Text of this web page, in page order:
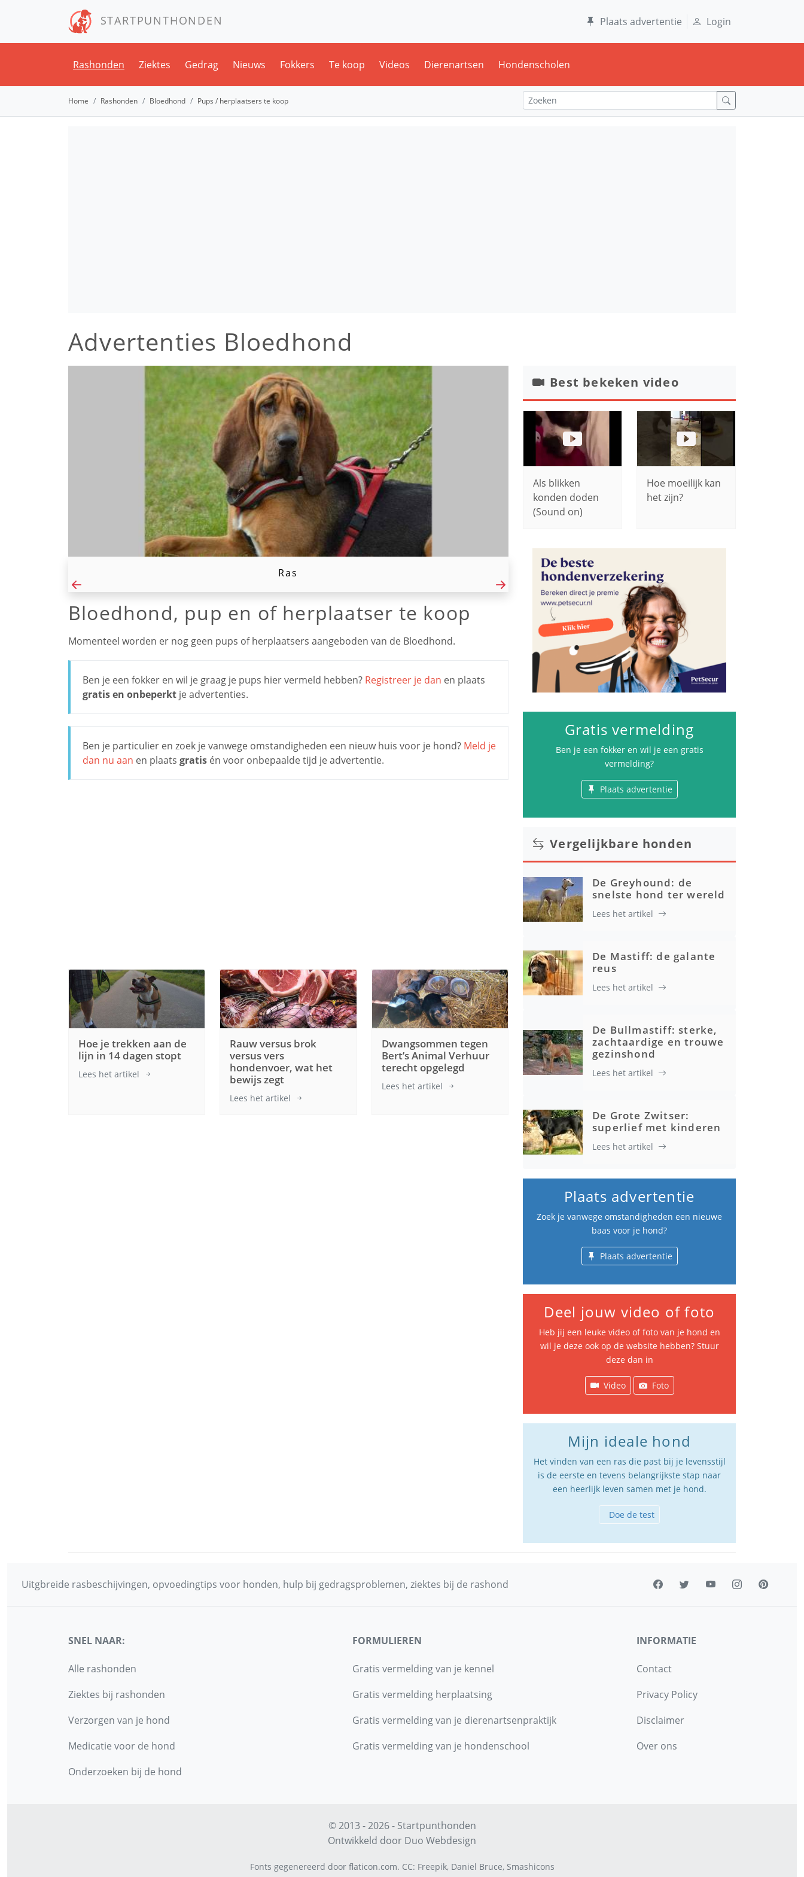
STARTPUNTHONDEN Plaats advertentie Login
Rashonden Ziektes Gedrag Nieuws Fokkers Te koop Videos Dierenartsen Hondenscholen
Home Rashonden Bloedhond Pups / herplaatsers te koop
Advertenties Bloedhond
Ras
Bloedhond, pup en of herplaatser te koop
Momenteel worden er nog geen pups of herplaatsers aangeboden van de Bloedhond.
Ben je een fokker en wil je graag je pups hier vermeld hebben? Registreer je dan en plaats
gratis en onbeperkt je advertenties.
Ben je particulier en zoek je vanwege omstandigheden een nieuw huis voor je hond? Meld je
dan nu aan en plaats gratis én voor onbepaalde tijd je advertentie.
Hoe je trekken aan de
lijn in 14 dagen stopt
Lees het artikel
Rauw versus brok
versus vers
hondenvoer, wat het
bewijs zegt
Lees het artikel
Dwangsommen tegen
Bert’s Animal Verhuur
terecht opgelegd
Lees het artikel
Best bekeken video
Als blikken
konden doden
(Sound on)
Hoe moeilijk kan
het zijn?
Gratis vermelding
Ben je een fokker en wil je een gratis
vermelding?
Plaats advertentie
Vergelijkbare honden
De Greyhound: de
snelste hond ter wereld
Lees het artikel
De Mastiff: de galante
reus
Lees het artikel
De Bullmastiff: sterke,
zachtaardige en trouwe
gezinshond
Lees het artikel
De Grote Zwitser:
superlief met kinderen
Lees het artikel
Plaats advertentie
Zoek je vanwege omstandigheden een nieuwe
baas voor je hond?
Plaats advertentie
Deel jouw video of foto
Heb jij een leuke video of foto van je hond en
wil je deze ook op de website hebben? Stuur
deze dan in
Video Foto
Mijn ideale hond
Het vinden van een ras die past bij je levensstijl
is de eerste en tevens belangrijkste stap naar
een heerlijk leven samen met je hond.
Doe de test
Uitgbreide rasbeschijvingen, opvoedingtips voor honden, hulp bij gedragsproblemen, ziektes bij de rashond
SNEL NAAR:
Alle rashonden
Ziektes bij rashonden
Verzorgen van je hond
Medicatie voor de hond
Onderzoeken bij de hond
FORMULIEREN
Gratis vermelding van je kennel
Gratis vermelding herplaatsing
Gratis vermelding van je dierenartsenpraktijk
Gratis vermelding van je hondenschool
INFORMATIE
Contact
Privacy Policy
Disclaimer
Over ons
© 2013 - 2026 - Startpunthonden
Ontwikkeld door Duo Webdesign
Fonts gegenereerd door flaticon.com. CC: Freepik, Daniel Bruce, Smashicons